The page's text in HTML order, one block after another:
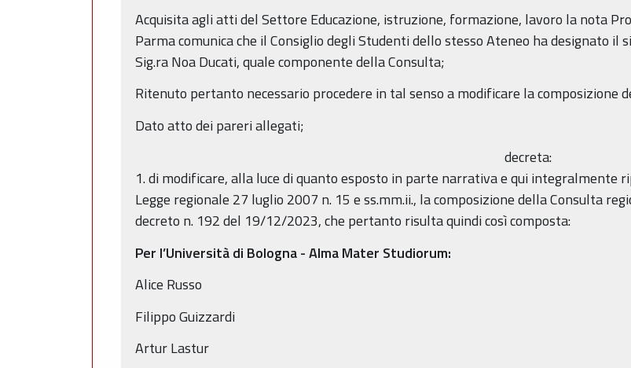
Acquisita agli atti del Settore Educazione, istruzione, formazione, lavoro la nota
Parma comunica che il Consiglio degli Studenti dello stesso Ateneo ha designato il
Sig.ra Noa Ducati, quale componente della Consulta;
Ritenuto pertanto necessario procedere in tal senso a modificare la composizione
Dato atto dei pareri allegati;
decreta:
1. di modificare, alla luce di quanto esposto in parte narrativa e qui integralmente
Legge regionale 27 luglio 2007 n. 15 e ss.mm.ii., la composizione della Consulta
decreto n. 192 del 19/12/2023, che pertanto risulta quindi così composta:
Per l’Università di Bologna - Alma Mater Studiorum:
Alice Russo
Filippo Guizzardi
Artur Lastur